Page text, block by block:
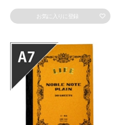
お気に入りに登録